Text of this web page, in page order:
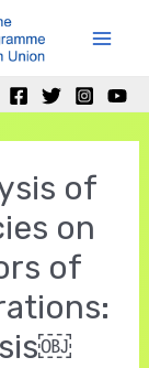
of
on
of